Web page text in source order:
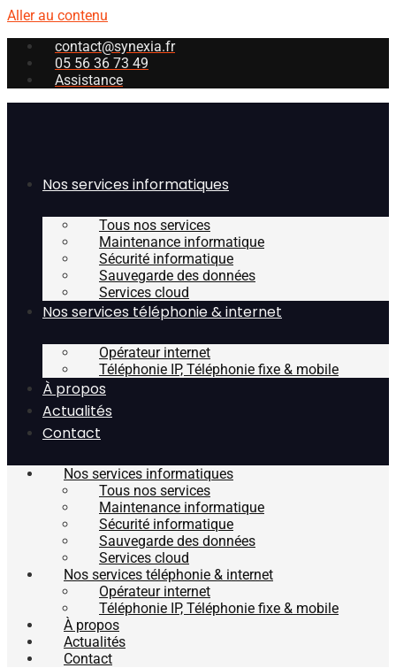
Aller au contenu
contact@synexia.fr
05 56 36 73 49
Assistance
Nos services informatiques
Tous nos services
Maintenance informatique
Sécurité informatique
Sauvegarde des données
Services cloud
Nos services téléphonie & internet
Opérateur internet
Téléphonie IP, Téléphonie fixe & mobile
À propos
Actualités
Contact
Nos services informatiques
Tous nos services
Maintenance informatique
Sécurité informatique
Sauvegarde des données
Services cloud
Nos services téléphonie & internet
Opérateur internet
Téléphonie IP, Téléphonie fixe & mobile
À propos
Actualités
Contact